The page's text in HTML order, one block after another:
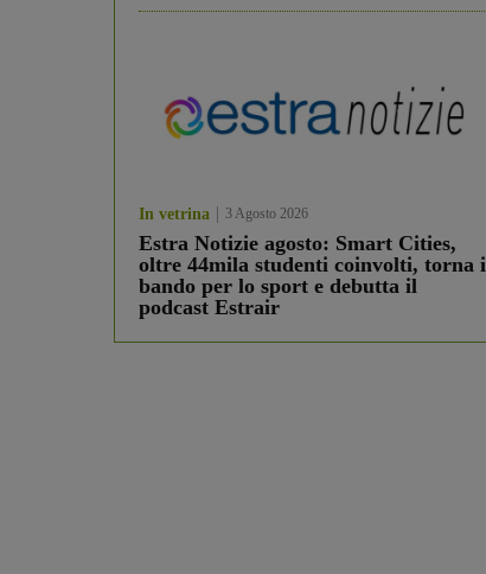
In vetrina 3 Agosto 2026
Estra Notizie agosto: Smart Cities,
oltre 44mila studenti coinvolti, torna
bando per lo sport e debutta il
podcast Estrair